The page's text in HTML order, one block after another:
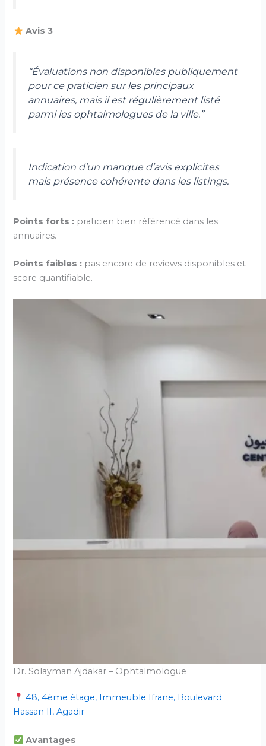
Avis 3
“Évaluations non disponibles publiquement
pour ce praticien sur les principaux
annuaires, mais il est régulièrement listé
parmi les ophtalmologues de la ville.”
Indication d’un manque d’avis explicites
mais présence cohérente dans les listings.
Points forts : praticien bien référencé dans les
annuaires.
Points faibles : pas encore de reviews disponibles et
score quantifiable.
Dr. Solayman Ajdakar – Ophtalmologue
48, 4ème étage, Immeuble Ifrane, Boulevard
Hassan II, Agadir
Avantages